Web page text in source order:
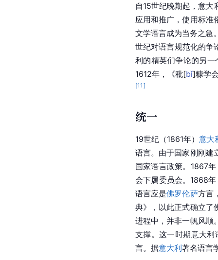
自15世纪晚期起，意
应用和推广，使用标准
文学语言成为当务之急
世纪对语言规范化的争
利的精英们争论的另
1612年，《秕[bǐ]糠学
[11 ]
统一
19世纪（1861年）意大
语言。由于国家刚刚建
国家语言政策。1867
会下属委员会。1868
语言应是佛罗伦萨方言
典》，以此正式确立了
进程中，并非一帆风顺
支撑。这一时期意大
言。据意大利著名语言